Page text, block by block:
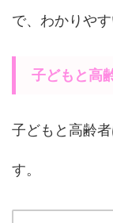
で、わかりや
子どもと高
子どもと高齢
す。